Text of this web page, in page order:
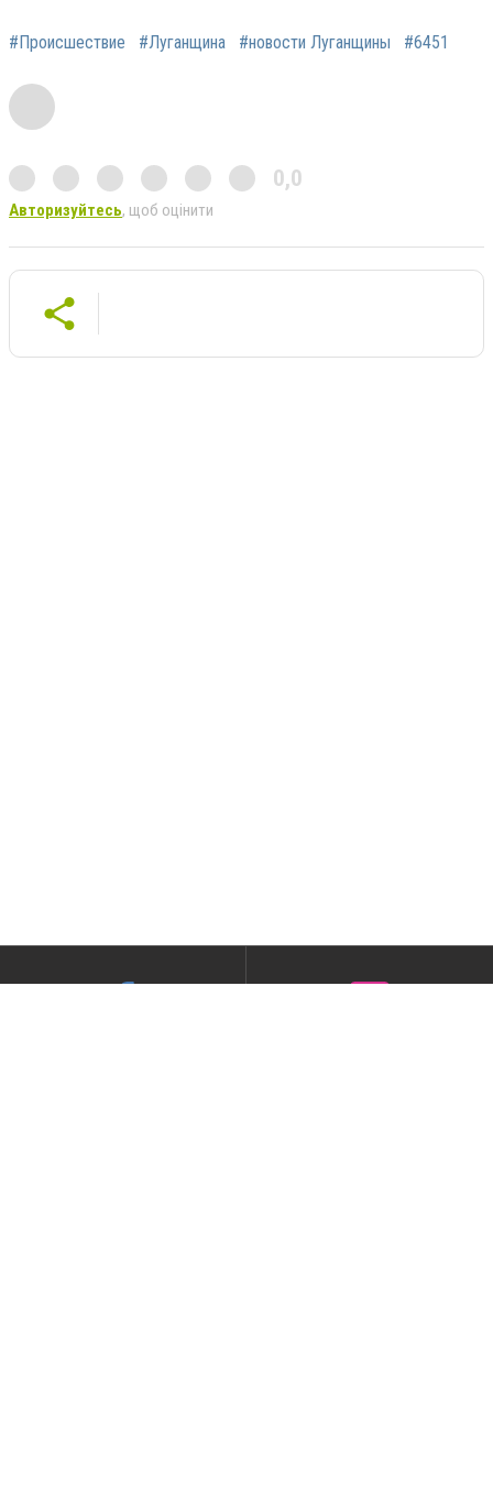
#Происшествие #Луганщина #новости Луганщины #6451
0,0
Авторизуйтесь, щоб оцінити